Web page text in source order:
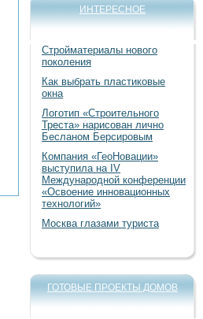
ИНТЕРЕСНОЕ
Стройматериалы нового
поколения
Как выбрать пластиковые
окна
Логотип «Строительного
Треста» нарисован лично
Бесланом Берсировым
Компания «ГеоНовации»
выступила на IV
Международной конференции
«Освоение инновационных
технологий»
Москва глазами туриста
ГОТОВЫЕ ПРОЕКТЫ ДОМОВ